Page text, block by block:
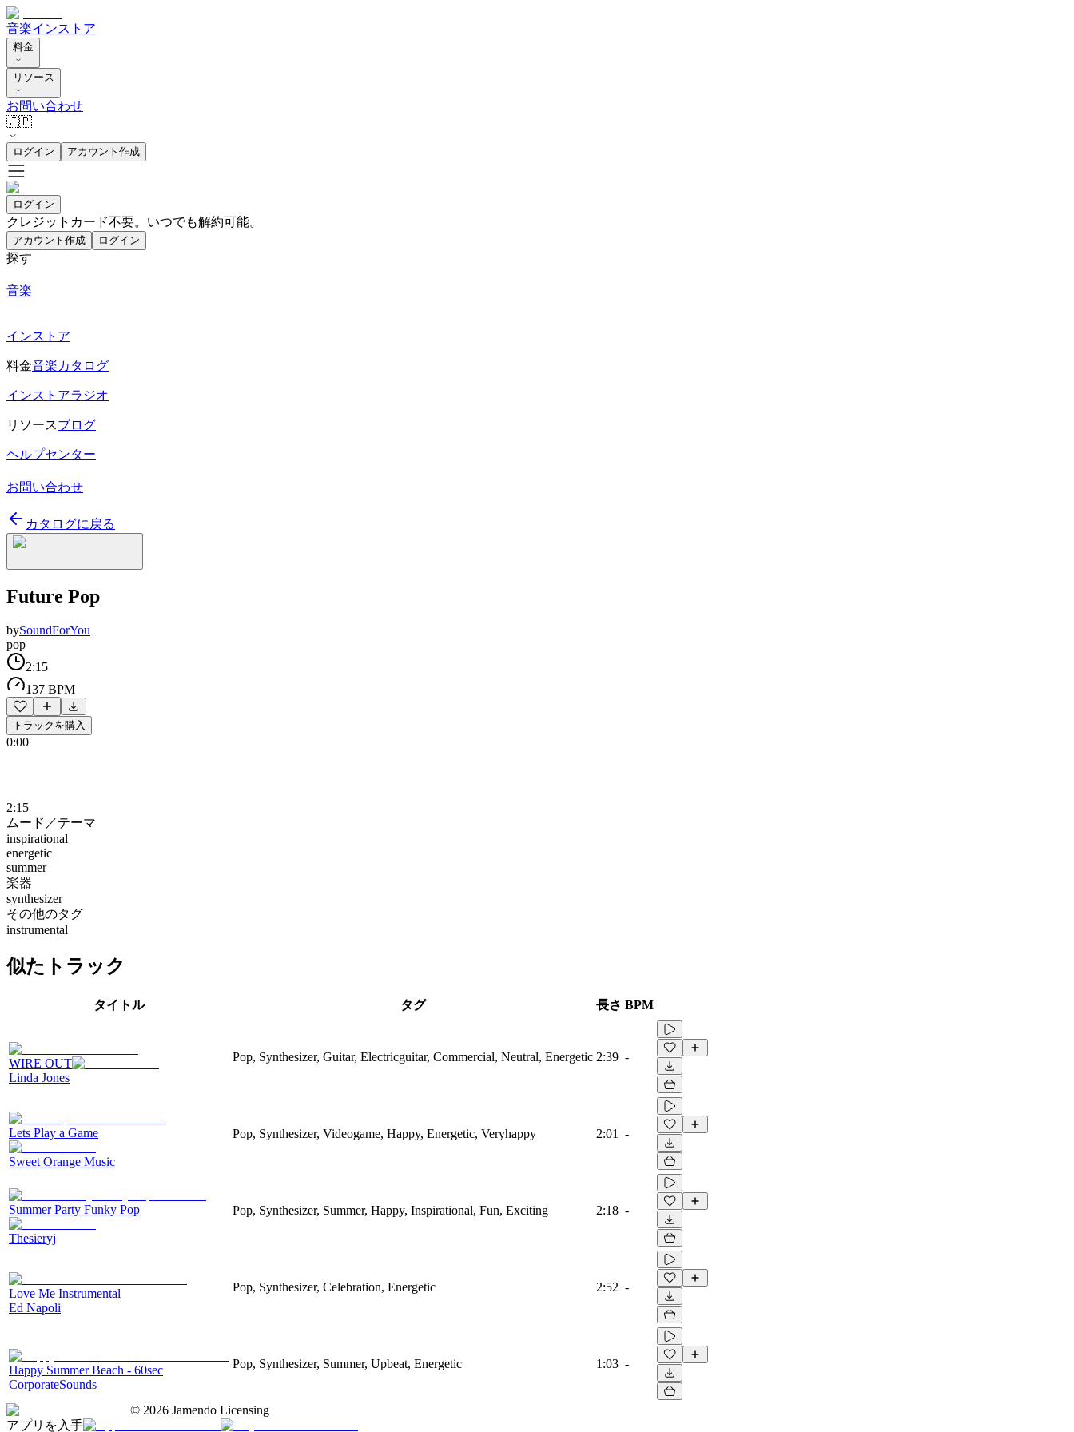
音楽インストア
料金
リソース
お問い合わせ
🇯🇵
ログイン アカウント作成
ログイン
クレジットカード不要。いつでも解約可能。
アカウント作成 ログイン
探す
音楽
インストア
料金音楽カタログ
インストアラジオ
リソースブログ
ヘルプセンター
お問い合わせ
カタログに戻る
Future Pop
bySoundForYou
pop
2:15
137 BPM
トラックを購入
0:00
2:15
ムード／テーマ
inspirational
energetic
summer
楽器
synthesizer
その他のタグ
instrumental
似たトラック
タイトル タグ 長さ BPM
WIRE OUT
Linda Jones
Pop, Synthesizer, Guitar, Electricguitar, Commercial, Neutral, Energetic 2:39 -
Lets Play a Game
Sweet Orange Music
Pop, Synthesizer, Videogame, Happy, Energetic, Veryhappy 2:01 -
Summer Party Funky Pop
Thesieryj
Pop, Synthesizer, Summer, Happy, Inspirational, Fun, Exciting 2:18 -
Love Me Instrumental
Ed Napoli
Pop, Synthesizer, Celebration, Energetic 2:52 -
Happy Summer Beach - 60sec
CorporateSounds
Pop, Synthesizer, Summer, Upbeat, Energetic 1:03 -
© 2026 Jamendo Licensing
アプリを入手